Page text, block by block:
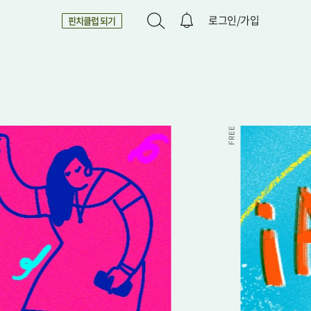
핀치클럽 되기 로그인/가입
FREE